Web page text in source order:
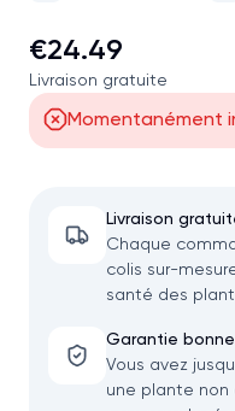
€24.49
Livraison gratuite
Momentanément
Livraison
Chaque
colis sur-
santé des
Garantie
Vous avez
une plante non